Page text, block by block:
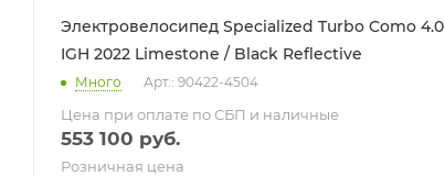
Электровелосипед Specialized Turbo Como 4.0
IGH 2022 Limestone / Black Reflective
Много Арт.: 90422-4504
Цена при оплате по СБП и наличные
553 100 руб.
Розничная цена